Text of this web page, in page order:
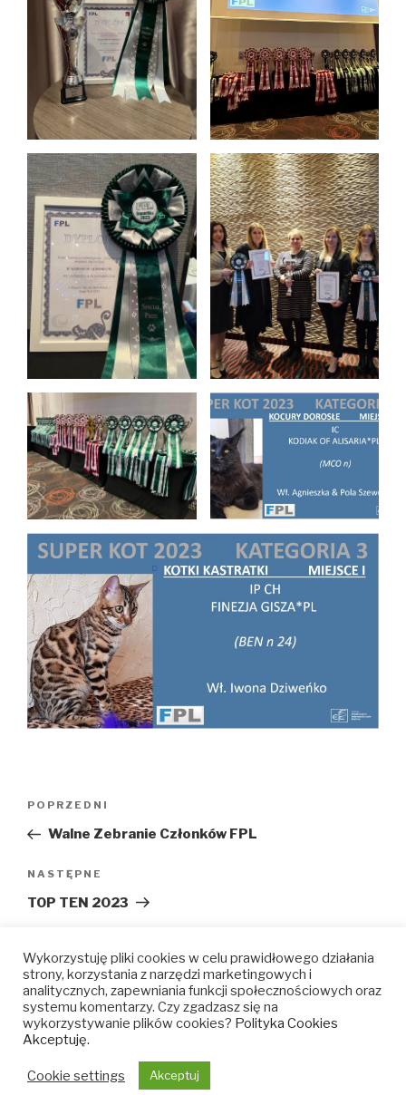
Poprzedni
wpis
POPRZEDNI
Walne Zebranie Członków FPL
Następny
wpis
NASTĘPNE
TOP TEN 2023
baltic
feline
facebook
baltic
feline
velora
baltic
feline
youtube
baltic
feline
instagram
Wykorzystuję pliki cookies w celu prawidłowego działania
strony, korzystania z narzędzi marketingowych i
analitycznych, zapewniania funkcji społecznościowych oraz
systemu komentarzy. Czy zgadzasz się na
wykorzystywanie plików cookies? Polityka Cookies
Akceptuję.
Cookie settings Akceptuj